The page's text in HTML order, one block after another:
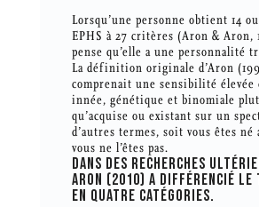
Lorsqu’une personne obtient 14
EPHS à 27 critères (Aron & Aron,
pense qu’elle a une personnalité
La définition originale d’Aron
comprenait une sensibilité élevée
innée, génétique et binomiale
qu’acquise ou existant sur un
d’autres termes, soit vous êtes né
vous ne l’êtes pas.
DANS DES RECHERCHES
ARON (2010) A DIFFÉRENCIÉ LE
EN QUATRE CATÉGORIES.